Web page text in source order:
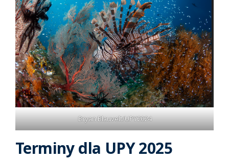
Bryan Blauvelt/UPY2024
Terminy dla UPY 2025